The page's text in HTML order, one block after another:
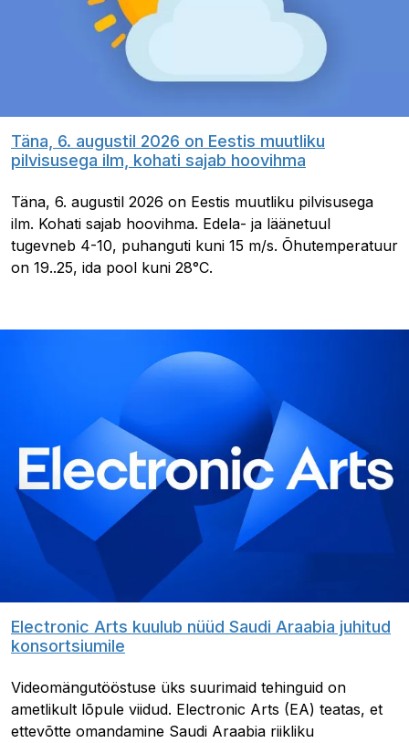
Täna, 6. augustil 2026 on Eestis muutliku
pilvisusega ilm, kohati sajab hoovihma
Täna, 6. augustil 2026 on Eestis muutliku pilvisusega
ilm. Kohati sajab hoovihma. Edela- ja läänetuul
tugevneb 4-10, puhanguti kuni 15 m/s. Õhutemperatuur
on 19..25, ida pool kuni 28°C.
Electronic Arts kuulub nüüd Saudi Araabia juhitud
konsortsiumile
Videomängutööstuse üks suurimaid tehinguid on
ametlikult lõpule viidud. Electronic Arts (EA) teatas, et
ettevõtte omandamine Saudi Araabia riikliku